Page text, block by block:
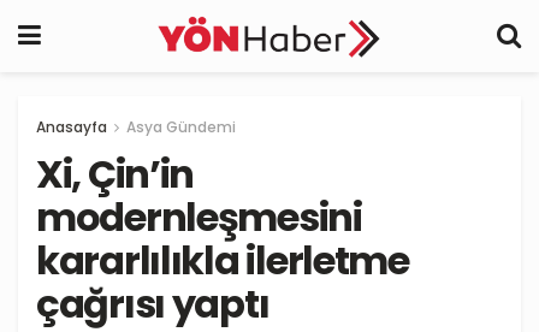
Anasayfa Asya Gündemi
Xi, Çin’in
modernleşmesini
kararlılıkla ilerletme
çağrısı yaptı